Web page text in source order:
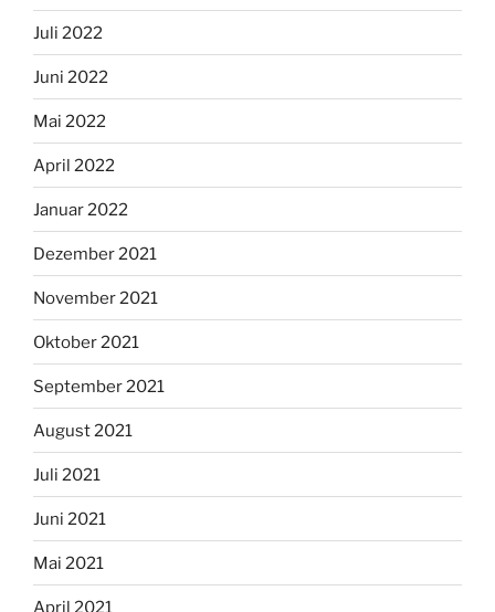
Juli 2022
Juni 2022
Mai 2022
April 2022
Januar 2022
Dezember 2021
November 2021
Oktober 2021
September 2021
August 2021
Juli 2021
Juni 2021
Mai 2021
April 2021